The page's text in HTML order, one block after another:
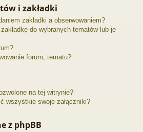
i zakładki
zakładki a obserwowaniem?
do wybranych tematów lub je
forum, tematu?
na tej witrynie?
wszystkie swoje załączniki?
z phpBB